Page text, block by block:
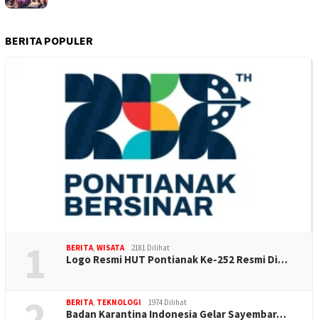
BERITA POPULER
1 BERITA WISATA 2181 Dilihat
Logo Resmi HUT Pontianak Ke-252 Resmi Di…
BERITA TEKNOLOGI 1974 Dilihat
Badan Karantina Indonesia Gelar Sayembar…